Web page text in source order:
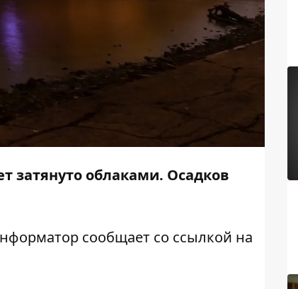
затянуто облаками. Осадков
сообщает со ссылкой на